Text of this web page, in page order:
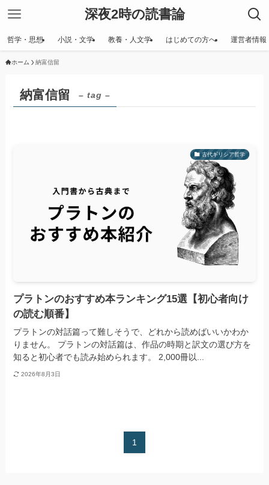
深夜2時の読書論
哲学・思想 小説・文学 教養・人文学 はじめての方へ 運営者情報
ホーム 納富信留
納富信留 – tag –
古代ギリシア哲学
プラトンのおすすめ本ランキング15選【初心者向け
の読む順番】
プラトンの対話篇って難しそうで、どれから読めばいいかわか
りません。 プラトンの対話篇は、作品の時期と訳文の選び方を
知ると初心者でも読み始められます。 2,000冊以...
2026年8月3日
1